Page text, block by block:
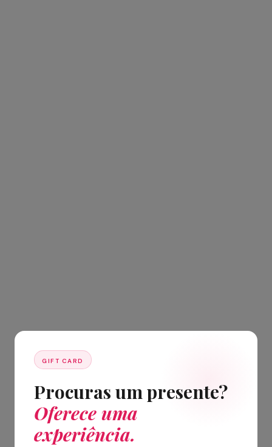
GIFT CARD
Procuras um presente?
Oferece uma
experiência.